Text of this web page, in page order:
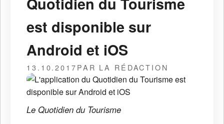
est disponible sur
Android et iOS
13.10.2017PAR LA RÉDACTION
Le Quotidien du Tourisme